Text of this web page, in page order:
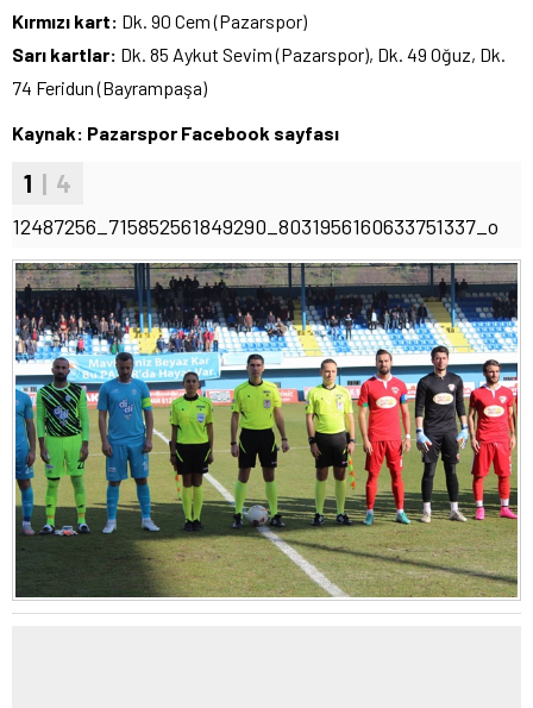
Kırmızı kart: Dk. 90 Cem (Pazarspor)
Sarı kartlar: Dk. 85 Aykut Sevim (Pazarspor), Dk. 49 Oğuz, Dk.
74 Feridun (Bayrampaşa)
Kaynak: Pazarspor Facebook sayfası
1 | 4
12487256_715852561849290_8031956160633751337_o